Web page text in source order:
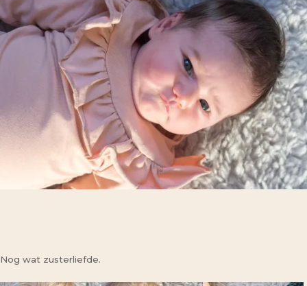
Nog wat zusterliefde.